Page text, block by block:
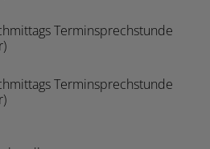
Terminsprechstunde
Terminsprechstunde